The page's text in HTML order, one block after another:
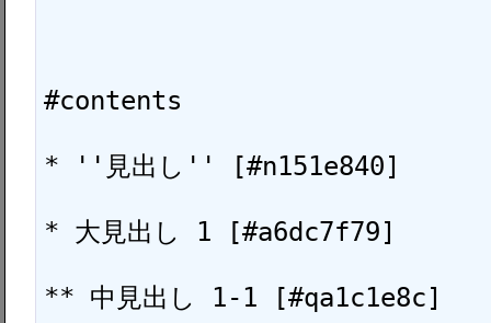
#contents
* ''見出し'' [#n151e840]
* 大見出し 1 [#a6dc7f79]
** 中見出し 1-1 [#qa1c1e8c]